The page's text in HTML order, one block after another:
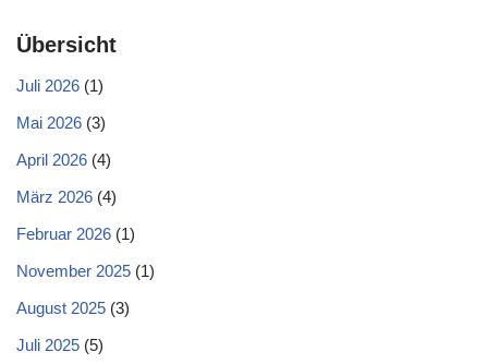
Übersicht
Juli 2026 (1)
Mai 2026 (3)
April 2026 (4)
März 2026 (4)
Februar 2026 (1)
November 2025 (1)
August 2025 (3)
Juli 2025 (5)